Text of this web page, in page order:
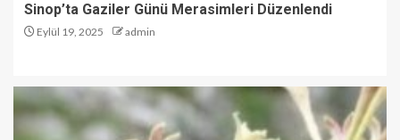
Sinop’ta Gaziler Günü Merasimleri Düzenlendi
Eylül 19, 2025 admin